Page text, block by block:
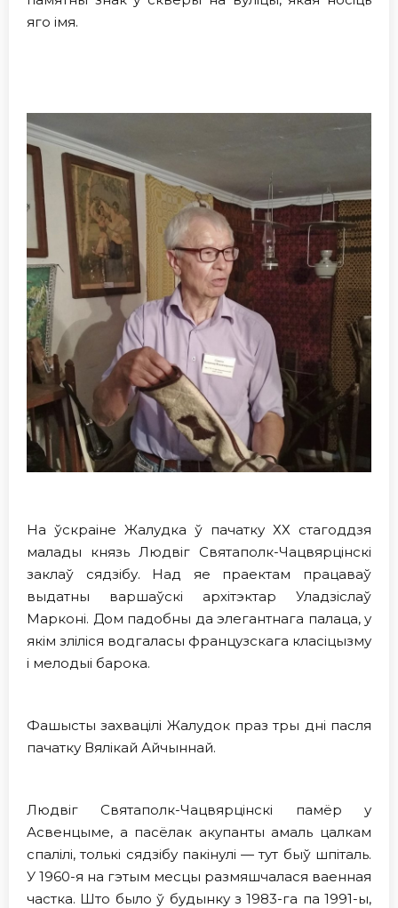
яго імя.
На ўскраіне Жалудка ў пачатку ХХ стагоддзя
малады князь Людвіг Святаполк-Чацвярцінскі
заклаў сядзiбу. Над яе праектам працаваў
выдатны варшаўскі архітэктар Уладзіслаў
Марконі. Дом падобны да элегантнага палаца, у
якім зліліся водгаласы французскага класіцызму
і мелодыі барока.
Фашысты захвацiлi Жалудок праз тры днi пасля
пачатку Вялiкай Айчыннай.
Людвіг Святаполк-Чацвярцінскі памёр у
Асвенцыме, а пасёлак акупанты амаль цалкам
спалілі, толькі сядзібу пакінулі — тут быў шпіталь.
У 1960-я на гэтым месцы размяшчалася ваенная
частка. Што было ў будынку з 1983-га па 1991-ы,